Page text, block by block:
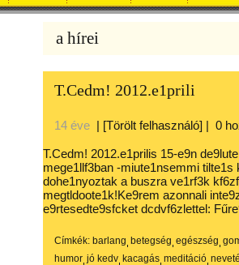
a hírei
T.Cedm! 2012.e1prili
14 éve | [Törölt felhasználó] | 0
T.Cedm! 2012.e1prilis 15-e9n
mege1llf3ban -miute1nsemmi
dohe1nyoztak a buszra ve1rf3k
megtldoote1k!Ke9rem azonnali
e9rtesedte9sfcket dcdvf6zlettel:
Címkék: barlang betegség egészség
humor jó kedv kacagás meditáció